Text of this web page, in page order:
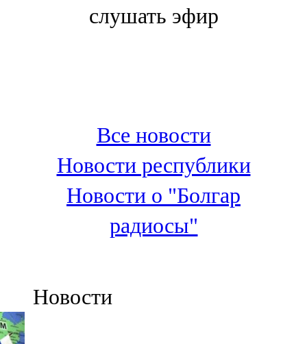
100,3 FM
Зәй
106,6 FM
Кадыбаш
105,2 FM
91,5 FM
слушать эфир
Все новости
Новости республики
Новости о "Болгар
радиосы"
Новости